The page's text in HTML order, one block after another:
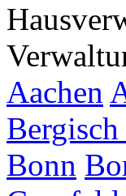
Aachen
Bonn